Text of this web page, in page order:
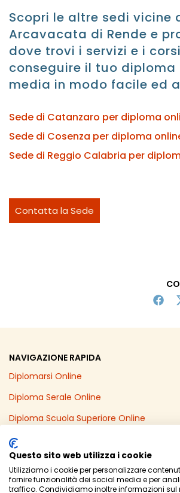
Scopri le altre sedi vicine
Arcavacata di Rende e
dove trovi i servizi e i
conseguire il tuo diploma
media in modo facile ed
Sede di Catanzaro per diploma
Sede di Cosenza per diploma
Sede di Reggio Calabria per
Contatta la Sede
NAVIGAZIONE RAPIDA
Diplomarsi Online
Diploma Serale Online
Diploma Scuola Superiore Online
Recupero Anni Scolastici Online
Diploma Online in un Anno
Licenza Media Online
Questo sito web utilizza i cookie
Utilizziamo i cookie per personalizzare
fornire funzionalità dei social media e per
traffico. Condividiamo inoltre informazioni sul